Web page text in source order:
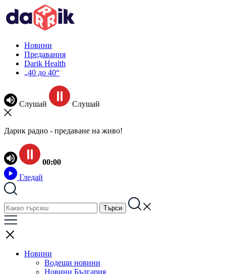
Новини
Предавания
Darik Health
„40 до 40“
Слушай Слушай
Дарик радио - предаване на живо!
00:00
Гледай
Новини
Водещи новини
Новини България